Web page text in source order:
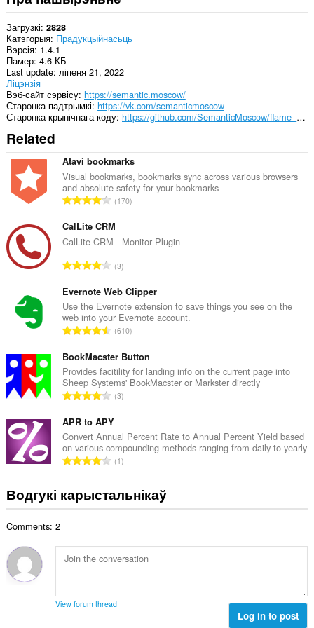
Загрузкі 2828
Катэгорыя Прадукцыйнасьць
Вэрсія 1.4.1
Памер 4.6 КБ
Last update ліпеня 21, 2022
Ліцэнзія
Вэб-сайт сэрвісу https://semantic.moscow/
Старонка падтрымкі https://vk.com/semanticmoscow
Старонка крынічнага коду
https://github.com/SemanticMoscow/flame_boys
Related
Atavi bookmarks
Visual bookmarks, bookmarks sync across various browsers
and absolute safety for your bookmarks
А
з
н
к
ў
:
170
CalLite CRM
CalLite CRM - Monitor Plugin
А
з
н
а
к
ў
:
3
Evernote Web Clipper
Use the Evernote extension to save things you see on the
web into your Evernote account.
А
з
н
а
к
ў
:
610
BookMacster Button
Provides facitility for landing info on the current page into
Sheep Systems' BookMacster or Markster directly
А
з
н
а
к
ў
:
3
APR to APY
Convert Annual Percent Rate to Annual Percent Yield based
on various compounding methods ranging from daily to yearly
А
н
а
ў
1
Водгукі карыстальнікаў
Comments: 2
View forum thread
Log in to post